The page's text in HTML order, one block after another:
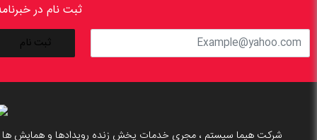
ثبت نام در
شرکت هیما سیستم ، مجری خدمات پخش زنده رویدادها و همایش ها